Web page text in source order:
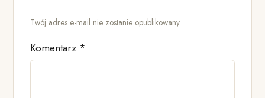
Twój adres e-mail nie zostanie opublikowany.
Komentarz *